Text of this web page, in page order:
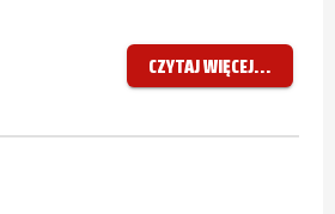
CZYTAJ WIĘCEJ...